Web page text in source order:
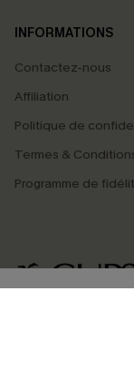
INFORMATIONS
Contactez-nous
Affiliation
Politique de
Termes &
Programme de
marketing (y
pouvons utiliser les
savoir si ceux-ci ont
personnaliser nos
produits
.